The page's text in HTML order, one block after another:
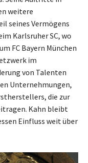
weitere
seines Vermögens
Karlsruher SC, wo
FC Bayern München
im
von Talenten
Unternehmungen,
die zur
Kahn bleibt
Einfluss weit über